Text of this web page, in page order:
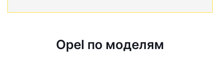
Opel по моделям